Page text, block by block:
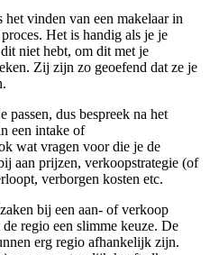
vinden van een makelaar in
Het is handig als je je
niet hebt, om dit met je
Zij zijn zo geoefend dat ze je
passen, dus bespreek na het
een intake of
wat vragen voor die je de
aan prijzen, verkoopstrategie (of
verborgen kosten etc.
bij een aan- of verkoop
regio een slimme keuze. De
erg regio afhankelijk zijn.